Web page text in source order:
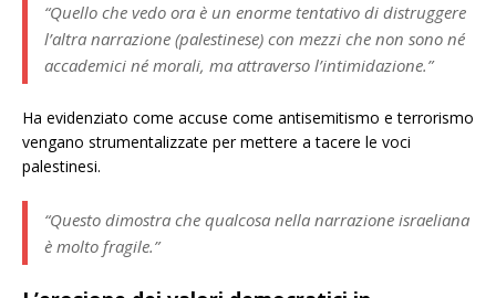
“Quello che vedo ora è un enorme tentativo di distruggere
l’altra narrazione (palestinese) con mezzi che non sono né
accademici né morali, ma attraverso l’intimidazione.”
Ha evidenziato come accuse come antisemitismo e terrorismo
vengano strumentalizzate per mettere a tacere le voci
palestinesi.
“Questo dimostra che qualcosa nella narrazione israeliana
è molto fragile.”